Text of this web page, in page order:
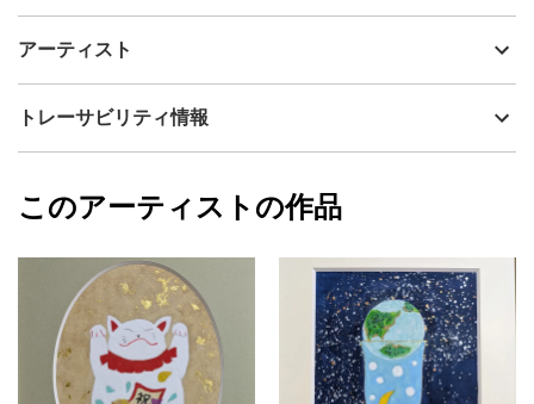
制作年
その他
カラー
その他カラー
ジャンル
日本画
配送目安
二週間以内
ピンク色の服は、粒子の異なる３種類の桃簾石を使って描きまし
【使用した鉱物】minerals used
・古銅輝石（ブロンザイトbronzite）信頼
・紅玉髄（カーネリアンcarnelian）勇気
※石の意味については諸説ございます。参考としてご一読いただき
ますようお願い致します。
※画像の鉱物は販売致しておりません。
アーティスト
K和可
フォローする
トレーサビリティ情報
K和可
このアーティストの作品